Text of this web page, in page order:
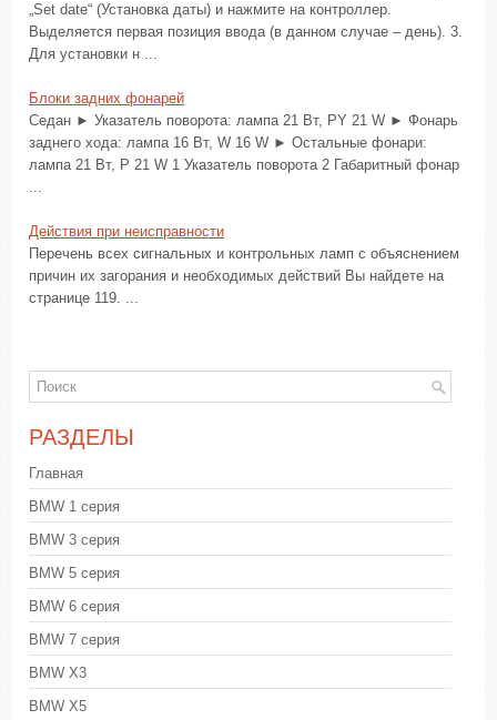
„Set date“ (Установка даты) и нажмите на контроллер.
Выделяется первая позиция ввода (в данном случае – день). 3.
Для установки н ...
Блоки задних фонарей
Седан ► Указатель поворота: лампа 21 Вт, PY 21 W ► Фонарь
заднего хода: лампа 16 Вт, W 16 W ► Остальные фонари:
лампа 21 Вт, P 21 W 1 Указатель поворота 2 Габаритный фонар
...
Действия при неисправности
Перечень всех сигнальных и контрольных ламп с объяснением
причин их загорания и необходимых действий Вы найдете на
странице 119. ...
РАЗДЕЛЫ
Главная
BMW 1 серия
BMW 3 серия
BMW 5 серия
BMW 6 серия
BMW 7 серия
BMW X3
BMW X5